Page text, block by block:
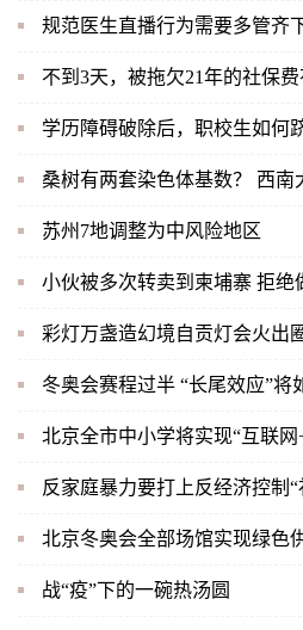
规范医生直播行为需要多管齐
不到3天，被拖欠21年的社保
学历障碍破除后，职校生如何
桑树有两套染色体基数？ 西
苏州7地调整为中风险地区
小伙被多次转卖到柬埔寨 拒绝
彩灯万盏造幻境自贡灯会火出
冬奥会赛程过半 “长尾效应”将
北京全市中小学将实现“互联
反家庭暴力要打上反经济控制“
北京冬奥会全部场馆实现绿色
战“疫”下的一碗热汤圆